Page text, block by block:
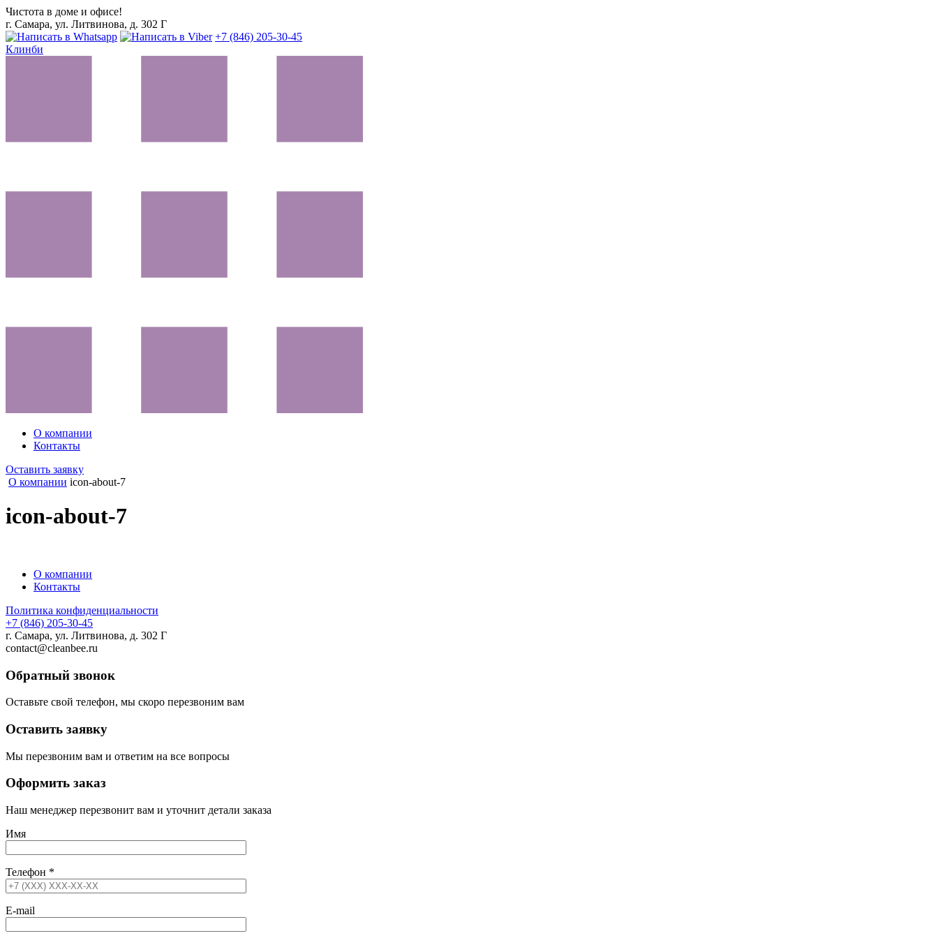
Чистота в доме и офисе!
г. Самара, ул. Литвинова, д. 302 Г
+7 (846) 205-30-45
Клинби
О компании
Контакты
Оставить заявку
О компании icon-about-7
icon-about-7
О компании
Контакты
Политика конфиденциальности
+7 (846) 205-30-45
г. Самара, ул. Литвинова, д. 302 Г
contact@cleanbee.ru
Обратный звонок
Оставьте свой телефон, мы скоро перезвоним вам
Оставить заявку
Мы перезвоним вам и ответим на все вопросы
Оформить заказ
Наш менеджер перезвонит вам и уточнит детали заказа
Имя
Телефон *
E-mail